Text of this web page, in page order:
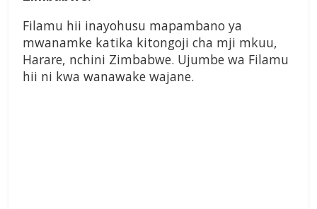
Filamu hii inayohusu mapambano ya
mwanamke katika kitongoji cha mji mkuu,
Harare, nchini Zimbabwe. Ujumbe wa Filamu
hii ni kwa wanawake wajane.